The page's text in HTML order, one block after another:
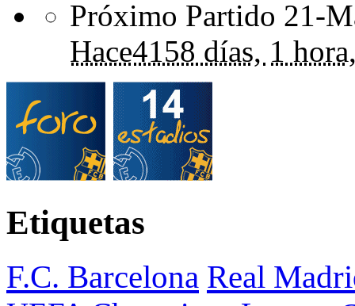
Próximo Partido 21-
Hace4158 días, 1
Etiquetas
F.C. Barcelona Real